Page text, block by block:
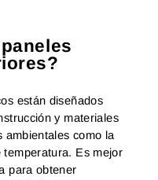
están diseñados
y materiales
ambientales como la
temperatura. Es mejor
para obtener